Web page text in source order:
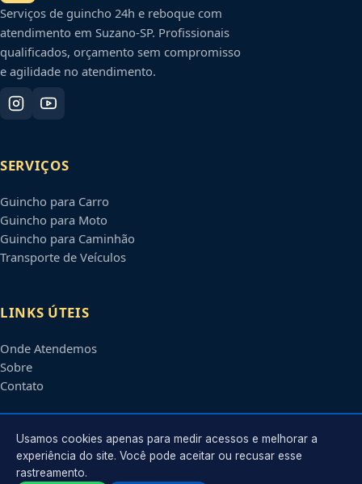
Serviços de guincho 24h e reboque com
atendimento em Suzano-SP. Profissionais
qualificados, orçamento sem compromisso
e agilidade no atendimento.
SERVIÇOS
Guincho para Carro
Guincho para Moto
Guincho para Caminhão
Transporte de Veículos
LINKS ÚTEIS
Onde Atendemos
Sobre
Contato
CONTATO
Atendimento em
Usamos cookies apenas para medir acessos e melhorar a
experiência do site. Você pode aceitar ou recusar esse
rastreamento.